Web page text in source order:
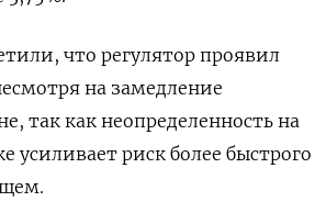
​что регулятор ⁠проявил
на ‌замедление
​так как ‌неопределенность на
усиливает риск ‌более быстрого